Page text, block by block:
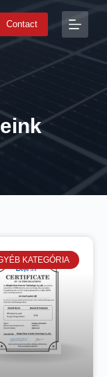
Contact
KATEGÓRIA